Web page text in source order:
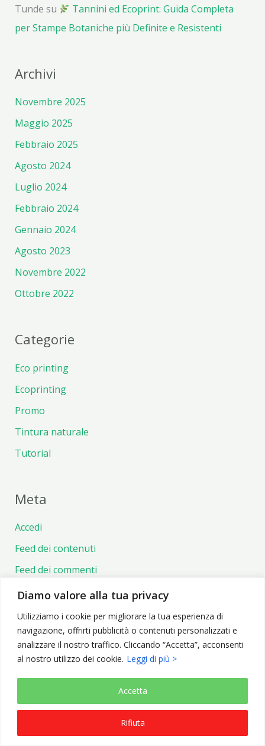
Diamo valore alla tua privacy
Utilizziamo i cookie per migliorare la tua esperienza di
navigazione, offrirti pubblicità o contenuti personalizzati e
analizzare il nostro traffico. Cliccando “Accetta”, acconsenti
al nostro utilizzo dei cookie. Leggi di più >
Rifiuta
Accetta
Tunde su
Tannini ed Ecoprint: Guida Completa
per Stampe Botaniche più Definite e Resistenti
Archivi
Novembre 2025
Maggio 2025
Febbraio 2025
Agosto 2024
Luglio 2024
Febbraio 2024
Gennaio 2024
Agosto 2023
Novembre 2022
Ottobre 2022
Categorie
Eco printing
Ecoprinting
Promo
Tintura naturale
Tutorial
Meta
Accedi
Feed dei contenuti
Feed dei commenti
WordPress.org
Copyright © 2026 Elementi Naturali